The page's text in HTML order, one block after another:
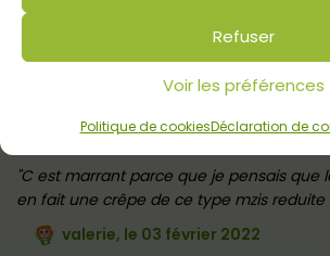
Refuser
Voir les préférences
Politique de cookiesDéclaration de
Marine, le03 février 2022
C est marrant parce que je pensais que
en fait une crêpe de ce type mzis
valerie, le 03 février 2022